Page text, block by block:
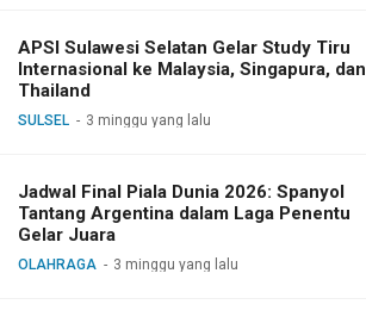
APSI Sulawesi Selatan Gelar Study Tiru
Internasional ke Malaysia, Singapura, dan
Thailand
SULSEL 3 minggu yang lalu
Jadwal Final Piala Dunia 2026: Spanyol
Tantang Argentina dalam Laga Penentu
Gelar Juara
OLAHRAGA 3 minggu yang lalu